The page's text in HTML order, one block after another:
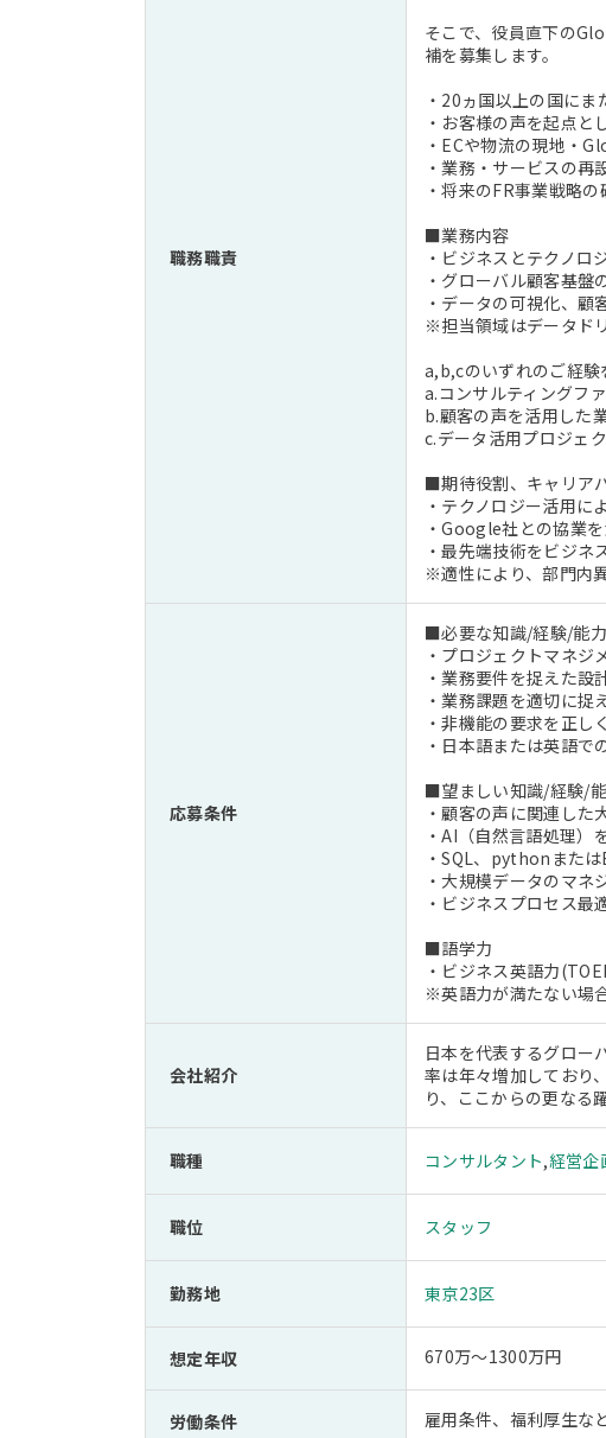
職務職責
そこで、役員直下の
補を募集します。
・20ヵ国以上の国にま
・お客様の声を起点と
・ECや物流の現地・
・業務・サービスの再
・将来のFR事業戦略の
■業務内容
・ビジネスとテクノロ
・グローバル顧客基盤
・データの可視化、顧
※担当領域はデータド
a,b,cのいずれのご経験
a.コンサルティングフ
b.顧客の声を活用した
c.データ活用プロジェ
■期待役割、キャリア
・テクノロジー活用に
・Google社との協業
・最先端技術をビジネ
※適性により、部門内
応募条件
■必要な知識/経験/能力
・プロジェクトマネジ
・業務要件を捉えた設
・業務課題を適切に捉
・非機能の要求を正し
・日本語または英語で
■望ましい知識/経験/
・顧客の声に関連し
・AI（自然言語処理）
・SQL、pythonまた
・大規模データのマネ
・ビジネスプロセス最
■語学力
・ビジネス英語力
※英語力が満たない場
会社紹介
日本を代表するグロー
率は年々増加しており
り、ここからの更なる
職種 コンサルタント,経営企
職位 スタッフ
勤務地 東京23区
想定年収 670万～1300万円
労働条件 雇用条件、福利厚生な